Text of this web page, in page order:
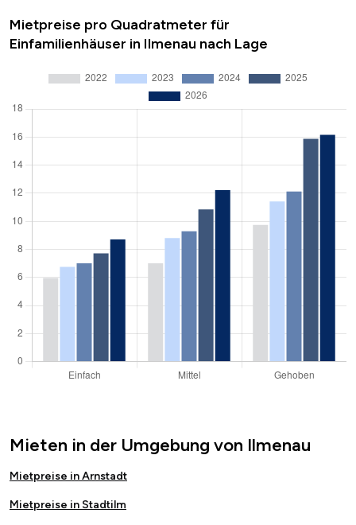
Mietpreise pro Quadratmeter für
Einfamilienhäuser in Ilmenau nach Lage
Mieten in der Umgebung von Ilmenau
Mietpreise in Arnstadt
Mietpreise in Stadtilm